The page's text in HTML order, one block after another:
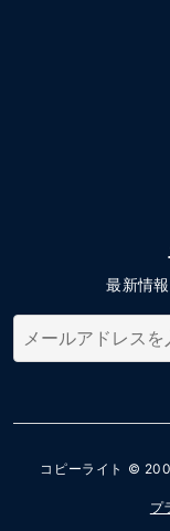
最新情
コピーライト ©
プ